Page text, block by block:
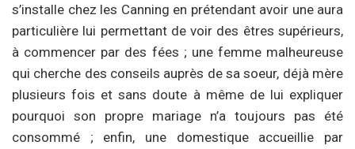
s’installe chez les Canning en prétendant avoir une aura
particulière lui permettant de voir des êtres supérieurs,
à commencer par des fées ; une femme malheureuse
qui cherche des conseils auprès de sa soeur, déjà mère
plusieurs fois et sans doute à même de lui expliquer
pourquoi son propre mariage n’a toujours pas été
consommé ; enfin, une domestique accueillie par